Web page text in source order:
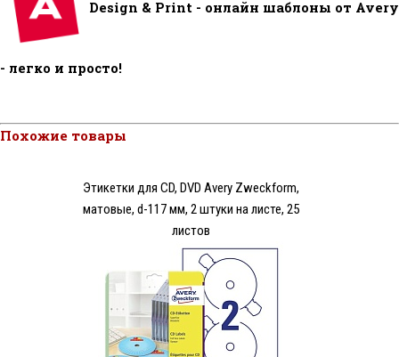
Design & Print - онлайн шаблоны от Avery
- легко и просто!
Похожие товары
Этикетки для CD, DVD Avery Zweckform,
матовые, d-117 мм, 2 штуки на листе, 25
листов